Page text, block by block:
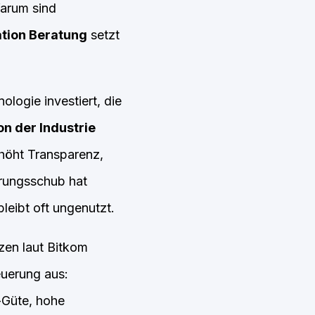
sind
Beratung setzt
investiert, die
der Industrie
Transparenz,
hat
oft ungenutzt.
laut Bitkom
aus:
hohe